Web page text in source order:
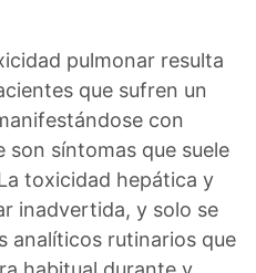
pulmonar resulta
que sufren un
con
son síntomas que suele
toxicidad hepática y
inadvertida, y solo se
analíticos rutinarios que